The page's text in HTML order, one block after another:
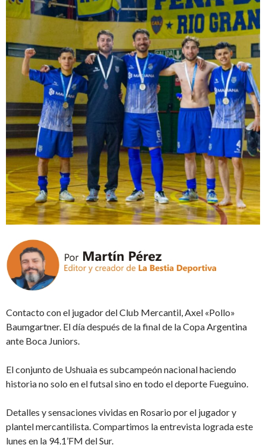
Contacto con el jugador del Club Mercantil, Axel «Pollo»
Baumgartner. El día después de la final de la Copa Argentina
ante Boca Juniors.
El conjunto de Ushuaia es subcampeón nacional haciendo
historia no solo en el futsal sino en todo el deporte Fueguino.
Detalles y sensaciones vividas en Rosario por el jugador y
plantel mercantilista. Compartimos la entrevista lograda este
lunes en la 94.1’FM del Sur.